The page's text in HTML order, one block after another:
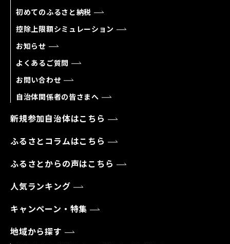
初めてのふるさと納税
控除上限額シミュレーション
お知らせ
よくあるご質問
お問い合わせ
自治体関係者の皆さまへ
新規参加自治体はこちら
ふるさとコラムはこちら
ふるさとからの声はこちら
人気ランキング
キャンペーン・特集
地域から探す